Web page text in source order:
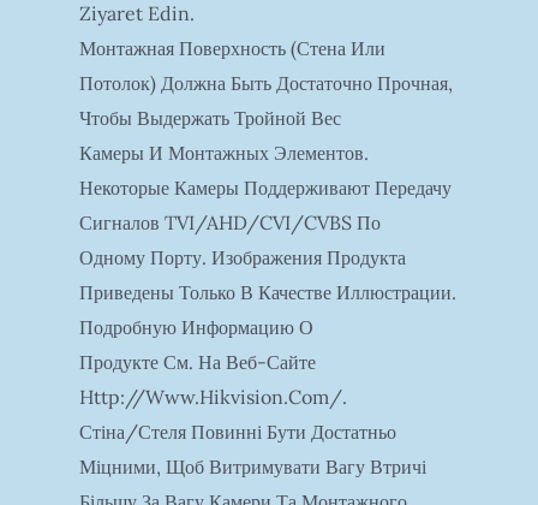
Ziyaret Edin.
Монтажная Поверхность (стена Или
Потолок) Должна Быть Достаточно Прочная,
Чтобы Выдержать Тройной Вес
Камеры И Монтажных Элементов.
Некоторые Камеры Поддерживают Передачу
Сигналов TVI/AHD/CVI/CVBS По
Одному Порту. Изображения Продукта
Приведены Только В Качестве Иллюстрации.
Подробную Информацию О
Продукте См. На Веб-Сайте
Http://www.hikvision.com/.
Стіна/стеля Повинні Бути Достатньо
Міцними, Щоб Витримувати Вагу Втричі